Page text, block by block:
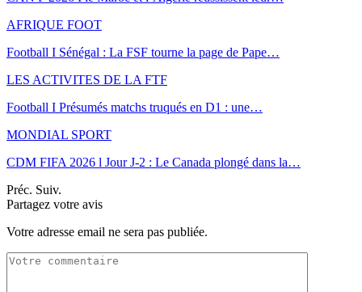
AFRIQUE FOOT
Football I Sénégal : La FSF tourne la page de Pape…
LES ACTIVITES DE LA FTF
Football I Présumés matchs truqués en D1 : une…
MONDIAL SPORT
CDM FIFA 2026 l Jour J-2 : Le Canada plongé dans la…
Préc. Suiv.
Partagez votre avis
Votre adresse email ne sera pas publiée.